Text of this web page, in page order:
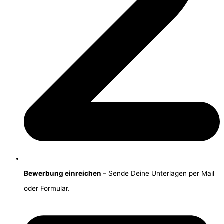
Bewerbung einreichen – Sende Deine Unterlagen per Mail
oder Formular.